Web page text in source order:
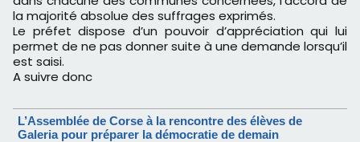
la majorité absolue des suffrages exprimés.
Le préfet dispose d’un pouvoir d’appréciation qui lui
permet de ne pas donner suite à une demande lorsqu’il
est saisi.
A suivre donc
L’Assemblée de Corse à la rencontre des élèves de
Galeria pour préparer la démocratie de demain